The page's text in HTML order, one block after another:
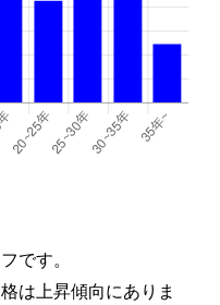
です。
は上昇傾向にありま